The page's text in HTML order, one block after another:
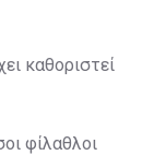
καθοριστεί
φίλαθλοι